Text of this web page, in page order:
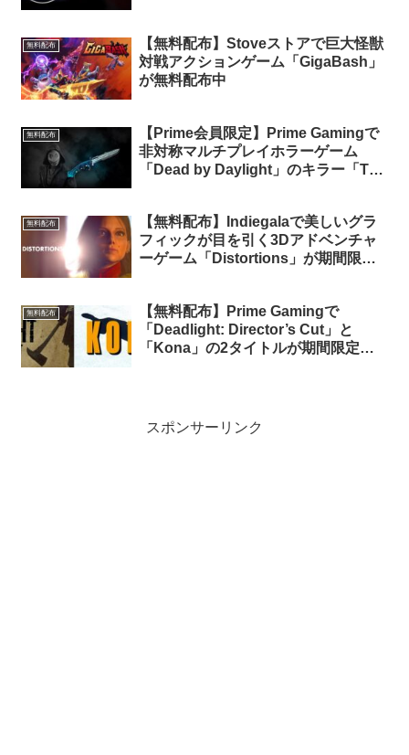
無料配布
【無料配布】Stoveストアで巨大怪獣
対戦アクションゲーム「GigaBash」
が無料配布中
無料配布
【Prime会員限定】Prime Gamingで
非対称マルチプレイホラーゲーム
「Dead by Daylight」のキラー「The
無料配布
【無料配布】Indiegalaで美しいグラ
フィックが目を引く3Dアドベンチャ
ーゲーム「Distortions」が期間限定
無料配布
【無料配布】Prime Gamingで
「Deadlight: Director’s Cut」と
「Kona」の2タイトルが期間限定で
スポンサーリンク